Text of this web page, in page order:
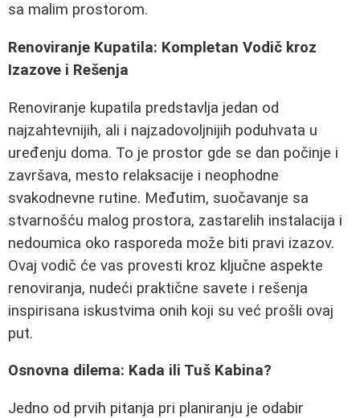
sa malim prostorom.
Renoviranje Kupatila: Kompletan Vodič kroz
Izazove i Rešenja
Renoviranje kupatila predstavlja jedan od
najzahtevnijih, ali i najzadovoljnijih poduhvata u
uređenju doma. To je prostor gde se dan počinje i
završava, mesto relaksacije i neophodne
svakodnevne rutine. Međutim, suočavanje sa
stvarnošću malog prostora, zastarelih instalacija i
nedoumica oko rasporeda može biti pravi izazov.
Ovaj vodič će vas provesti kroz ključne aspekte
renoviranja, nudeći praktične savete i rešenja
inspirisana iskustvima onih koji su već prošli ovaj
put.
Osnovna dilema: Kada ili Tuš Kabina?
Jedno od prvih pitanja pri planiranju je odabir